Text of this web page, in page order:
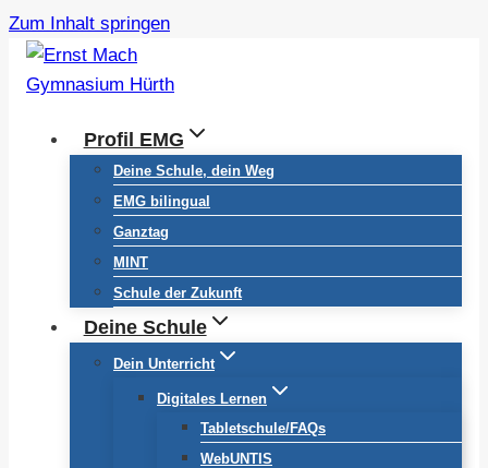
Zum Inhalt springen
Profil EMG
Deine Schule, dein Weg
EMG bilingual
Ganztag
MINT
Schule der Zukunft
Deine Schule
Dein Unterricht
Digitales Lernen
Tabletschule/FAQs
WebUNTIS